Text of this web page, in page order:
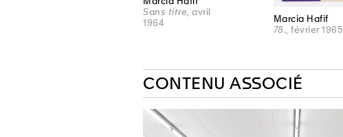
Sans titre , avril
1964
Marcia Hafif
78. , février 1965
CONTENU ASSOCIÉ